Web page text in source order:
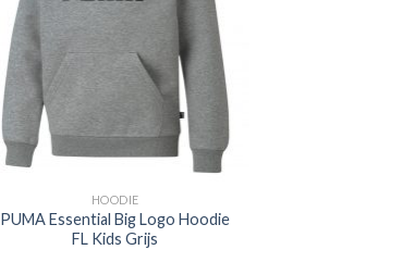
HOODIE
PUMA Essential Big Logo Hoodie
FL Kids Grijs